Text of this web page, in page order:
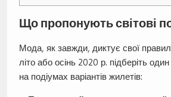
Що пропонують світові
Мода, як завжди, диктує свої
літо або осінь 2020 р. підберіть
на подіумах варіантів жилетів: